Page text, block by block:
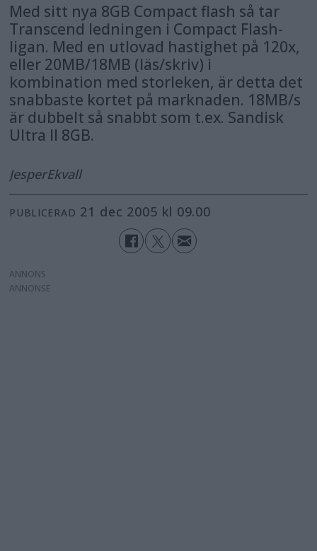
Med sitt nya 8GB Compact flash så tar
Transcend ledningen i Compact Flash-
ligan. Med en utlovad hastighet på 120x,
eller 20MB/18MB (läs/skriv) i
kombination med storleken, är detta det
snabbaste kortet på marknaden. 18MB/s
är dubbelt så snabbt som t.ex. Sandisk
Ultra II 8GB.
JesperEkvall
PUBLICERAD 21 dec 2005 kl 09.00
ANNONS